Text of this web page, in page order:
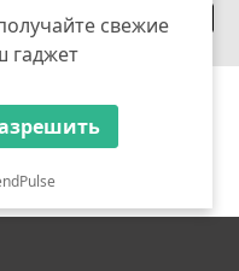
свежие
гаджет
12 13 14